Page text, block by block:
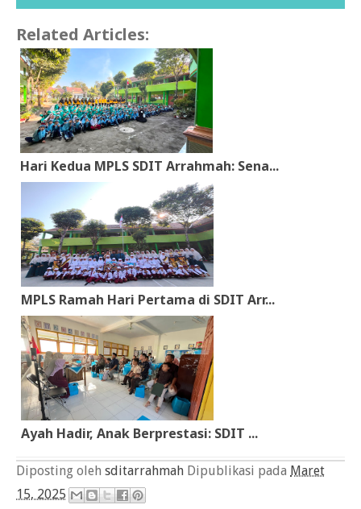
Related Articles:
Hari Kedua MPLS SDIT Arrahmah: Sena...
MPLS Ramah Hari Pertama di SDIT Arr...
Ayah Hadir, Anak Berprestasi: SDIT ...
Diposting oleh sditarrahmah Dipublikasi pada Maret
15, 2025